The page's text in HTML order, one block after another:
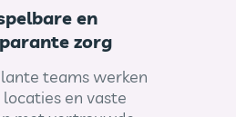
en
zorg
teams werken
en vaste